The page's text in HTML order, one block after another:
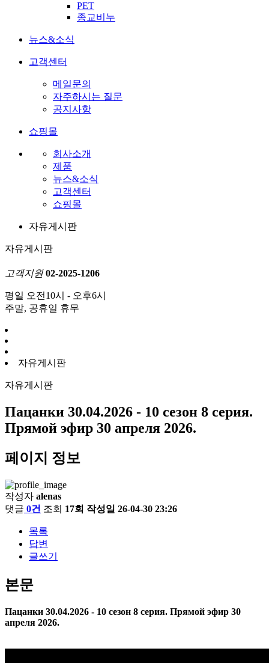
PET
종교비누
뉴스&소식
고객센터
메일문의
자주하시는 질문
공지사항
쇼핑몰
회사소개
제품
뉴스&소식
고객센터
쇼핑몰
자유게시판
자유게시판
고객지원 02-2025-1206
평일 오전10시 - 오후6시
주말, 공휴일 휴무
자유게시판
자유게시판
Пацанки 30.04.2026 - 10 сезон 8 серия.
Прямой эфир 30 апреля 2026.
페이지 정보
작성자 alenas
댓글 0건 조회 17회 작성일 26-04-30 23:26
목록
답변
글쓰기
본문
Пацанки 30.04.2026 - 10 сезон 8 серия. Прямой эфир 30
апреля 2026.